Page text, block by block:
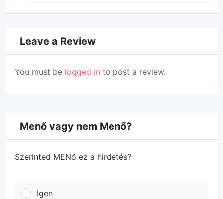
Leave a Review
You must be logged in to post a review.
Menő vagy nem Menő?
Szerinted MENő ez a hirdetés?
Igen